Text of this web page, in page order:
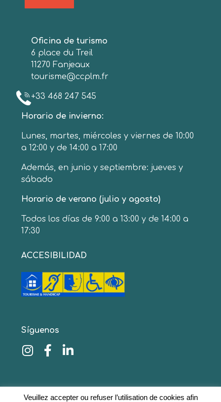
Oficina de turismo
6 place du Treil
11270 Fanjeaux
tourisme@ccplm.fr
+33 468 247 545
Horario de invierno:
Lunes, martes, miércoles y viernes de 10:00
a 12:00 y de 14:00 a 17:00
Además, en junio y septiembre: jueves y
sábado
Horario de verano (julio y agosto)
Todos los días de 9:00 a 13:00 y de 14:00 a
17:30
ACCESIBILIDAD
Síguenos
Veuillez accepter ou refuser l’utilisation de cookies afin